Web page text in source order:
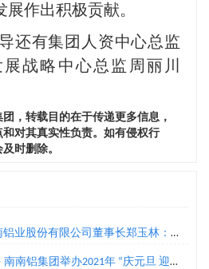
作出积极贡献。
还有集团人资中心总监
战略中心总监周丽川
，转载目的在于传递更多信息，
对其真实性负责。如有侵权行
时删除。
司董事长郑玉林：通过“二次创业”实现铝产业转型升级
团举办2021年 “庆元旦 迎新年”环公司跑活动